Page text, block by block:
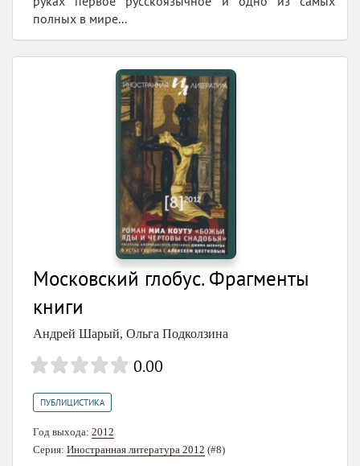
полных в мире...
Московский глобус. Фрагменты
книги
Андрей Шарый, Ольга Подколзина
0.00
ПУБЛИЦИСТИКА
Год выхода: 2012
Серия: Иностранная литература 2012 (#8)